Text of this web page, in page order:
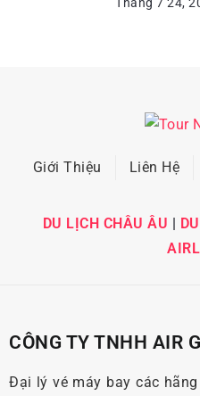
Giới Thiệu Liên Hệ
DU LỊCH CHÂU ÂU |
CÔNG TY TNHH AIR
Đại lý vé máy bay các